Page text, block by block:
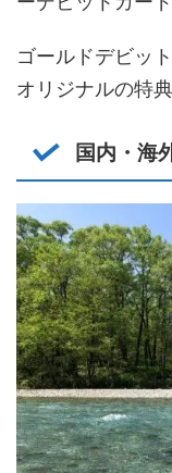
ゴールドデビッ
オリジナルの特
国内・海